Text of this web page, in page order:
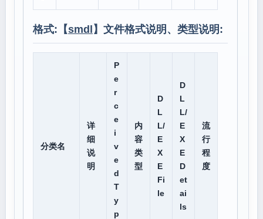
格式:【smdl 】文件格式说明、类型说明:
分类名
详
细
说
明
P
e
r
c
e
i
v
e
d
T
y
p
内
容
类
型
D
L
L/
E
X
E
Fi
le
D
L
L/
E
X
E
D
et
ai
ls
流
行
程
度